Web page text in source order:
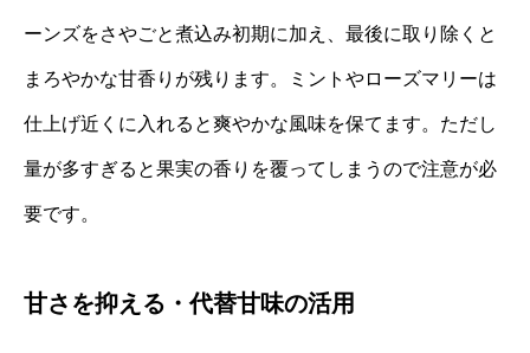
ーンズをさやごと煮込み初期に加え、最後に取り除くと
まろやかな甘香りが残ります。ミントやローズマリーは
仕上げ近くに入れると爽やかな風味を保てます。ただし
量が多すぎると果実の香りを覆ってしまうので注意が必
要です。
甘さを抑える・代替甘味の活用